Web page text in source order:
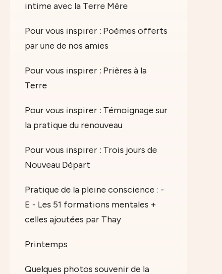
intime avec la Terre Mère
Pour vous inspirer : Poèmes offerts
par une de nos amies
Pour vous inspirer : Prières à la
Terre
Pour vous inspirer : Témoignage sur
la pratique du renouveau
Pour vous inspirer : Trois jours de
Nouveau Départ
Pratique de la pleine conscience : -
E - Les 51 formations mentales +
celles ajoutées par Thay
Printemps
Quelques photos souvenir de la